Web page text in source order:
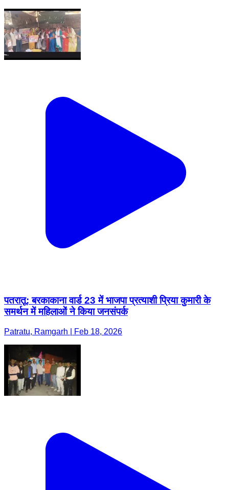
पतरातू: बरकाकाना वार्ड 23 में भाजपा प्रत्याशी प्रिया कुमारी के
समर्थन में महिलाओं ने किया जनसंपर्क
Patratu, Ramgarh | Feb 18, 2026